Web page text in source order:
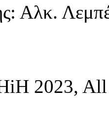
Αλκ.
2023, All